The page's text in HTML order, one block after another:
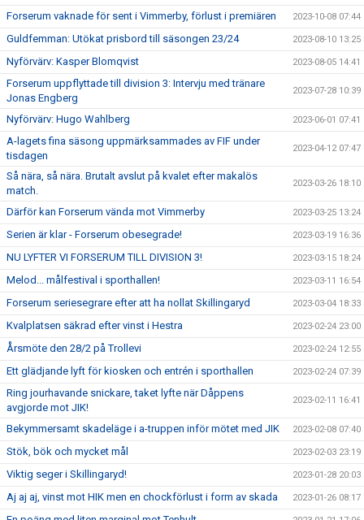
Forserum vaknade för sent i Vimmerby, förlust i premiären 2023-10-08 07:44
Guldfemman: Utökat prisbord till säsongen 23/24 2023-08-10 13:25
Nyförvärv: Kasper Blomqvist 2023-08-05 14:41
Forserum uppflyttade till division 3: Intervju med tränare
Jonas Engberg
2023-07-28 10:39
Nyförvärv: Hugo Wahlberg 2023-06-01 07:41
A-lagets fina säsong uppmärksammades av FIF under
tisdagen
2023-04-12 07:47
Så nära, så nära. Brutalt avslut på kvalet efter makalös
match.
2023-03-26 18:10
Därför kan Forserum vända mot Vimmerby 2023-03-25 13:24
Serien är klar - Forserum obesegrade! 2023-03-19 16:36
NU LYFTER VI FORSERUM TILL DIVISION 3! 2023-03-15 18:24
Melod... målfestival i sporthallen! 2023-03-11 16:54
Forserum seriesegrare efter att ha nollat Skillingaryd 2023-03-04 18:33
Kvalplatsen säkrad efter vinst i Hestra 2023-02-24 23:00
Årsmöte den 28/2 på Trollevi 2023-02-24 12:55
Ett glädjande lyft för kiosken och entrén i sporthallen 2023-02-24 07:39
Ring jourhavande snickare, taket lyfte när Dåppens
avgjorde mot JIK!
2023-02-11 16:41
Bekymmersamt skadeläge i a-truppen inför mötet med JIK 2023-02-08 07:40
Stök, bök och mycket mål 2023-02-03 23:19
Viktig seger i Skillingaryd! 2023-01-28 20:03
Aj aj aj, vinst mot HIK men en chockförlust i form av skada 2023-01-26 08:17